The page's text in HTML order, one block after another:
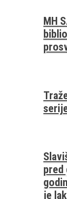
MH
pred
je